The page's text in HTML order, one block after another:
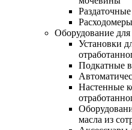
Оборудование для
Установки
Подкатные
Настенные
масла из